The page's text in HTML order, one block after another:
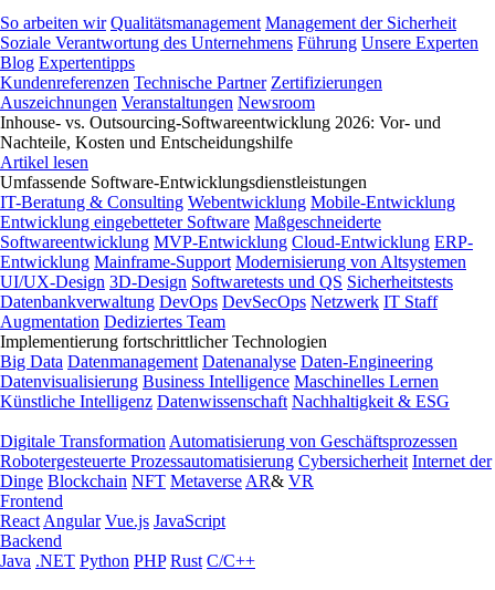
So arbeiten wir Qualitätsmanagement Management der Sicherheit
Soziale Verantwortung des Unternehmens Führung Unsere Experten
Blog Expertentipps
Kundenreferenzen Technische Partner Zertifizierungen
Auszeichnungen Veranstaltungen Newsroom
Inhouse- vs. Outsourcing-Softwareentwicklung 2026: Vor- und
Nachteile, Kosten und Entscheidungshilfe
Artikel lesen
Umfassende Software-Entwicklungsdienstleistungen
IT-Beratung & Consulting Webentwicklung Mobile-Entwicklung
Entwicklung eingebetteter Software Maßgeschneiderte
Softwareentwicklung MVP-Entwicklung Cloud-Entwicklung ERP-
Entwicklung Mainframe-Support Modernisierung von Altsystemen
UI/UX-Design 3D-Design Softwaretests und QS Sicherheitstests
Datenbankverwaltung DevOps DevSecOps Netzwerk IT Staff
Augmentation Dediziertes Team
Implementierung fortschrittlicher Technologien
Big Data Datenmanagement Datenanalyse Daten-Engineering
Datenvisualisierung Business Intelligence Maschinelles Lernen
Künstliche Intelligenz Datenwissenschaft Nachhaltigkeit & ESG
Digitale Transformation Automatisierung von Geschäftsprozessen
Robotergesteuerte Prozessautomatisierung Cybersicherheit Internet der
Dinge Blockchain NFT Metaverse AR& VR
Frontend
React Angular Vue.js JavaScript
Backend
Java .NET Python PHP Rust C/C++